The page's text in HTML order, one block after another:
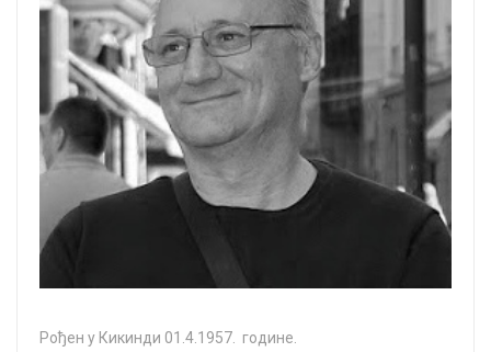
Рођен у Кикинди 01.4.1957. године.